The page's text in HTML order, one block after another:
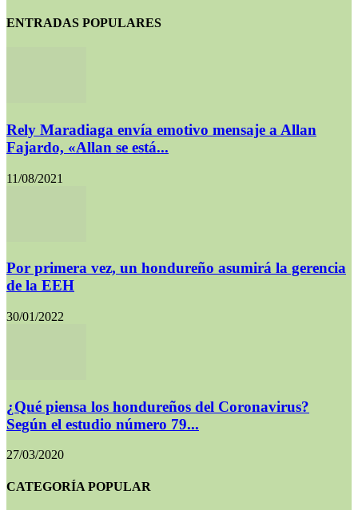
ENTRADAS POPULARES
Rely Maradiaga envía emotivo mensaje a Allan
Fajardo, «Allan se está...
11/08/2021
Por primera vez, un hondureño asumirá la gerencia
de la EEH
30/01/2022
¿Qué piensa los hondureños del Coronavirus?
Según el estudio número 79...
27/03/2020
CATEGORÍA POPULAR